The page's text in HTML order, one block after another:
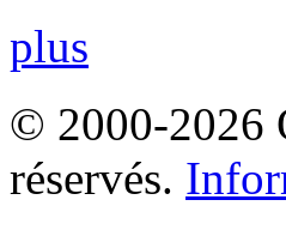
plus
© 2000-2026
réservés.